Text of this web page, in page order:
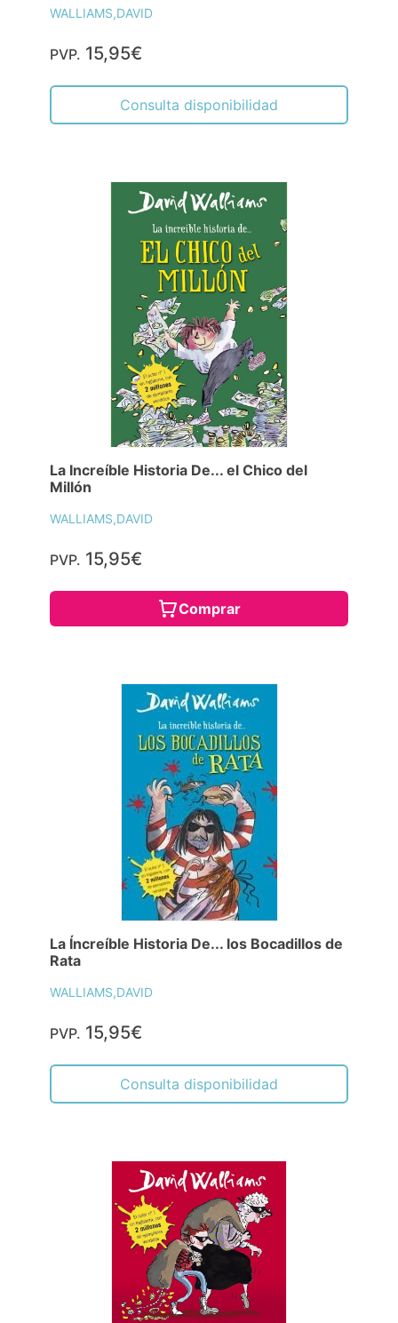
WALLIAMS,DAVID
PVP. 15,95€
Consulta disponibilidad
La Increíble Historia De... el Chico del
Millón
WALLIAMS,DAVID
PVP. 15,95€
Comprar
La Íncreíble Historia De... los Bocadillos de
Rata
WALLIAMS,DAVID
PVP. 15,95€
Consulta disponibilidad